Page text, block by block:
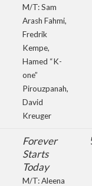
M/T: Sam
Arash Fahmi,
Fredrik
Kempe,
Hamed “K-
one”
Pirouzpanah,
David
Kreuger
Forever
Starts
Today
M/T: Aleena